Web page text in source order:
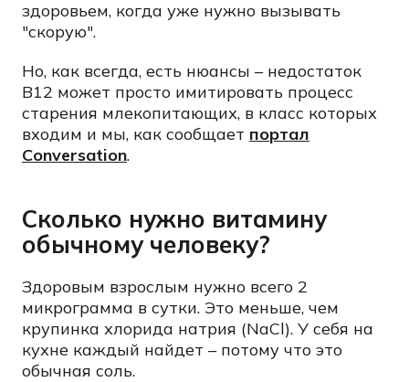
здоровьем, когда уже нужно вызывать
"скорую".
Но, как всегда, есть нюансы – недостаток
B12 может просто имитировать процесс
старения млекопитающих, в класс которых
входим и мы, как сообщает портал
Сonversation.
Сколько нужно витамину
обычному человеку?
Здоровым взрослым нужно всего 2
микрограмма в сутки. Это меньше, чем
крупинка хлорида натрия (NaCl). У себя на
кухне каждый найдет – потому что это
обычная соль.